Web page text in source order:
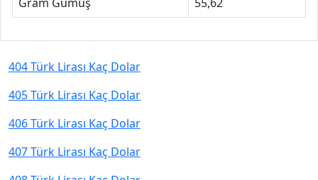
404 Türk Lirası Kaç Dolar
405 Türk Lirası Kaç Dolar
406 Türk Lirası Kaç Dolar
407 Türk Lirası Kaç Dolar